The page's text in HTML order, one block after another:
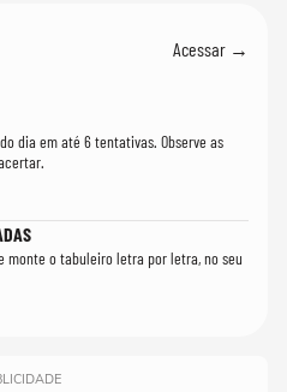
Acessar →
dia em até 6 tentativas. Observe as
monte o tabuleiro letra por letra, no seu